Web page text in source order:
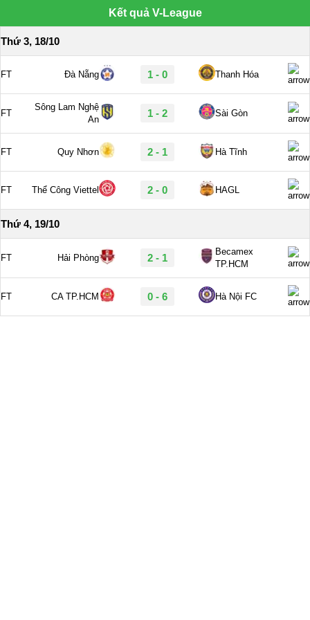
Kết quả V-League
Thứ 3, 18/10
FT Đà Nẵng 1 - 0 Thanh Hóa
FT
Sông Lam Nghệ
An
1 - 2 Sài Gòn
FT Quy Nhơn 2 - 1 Hà Tĩnh
FT Thể Công Viettel 2 - 0 HAGL
Thứ 4, 19/10
FT Hải Phòng 2 - 1
Becamex
TP.HCM
FT CA TP.HCM 0 - 6 Hà Nội FC